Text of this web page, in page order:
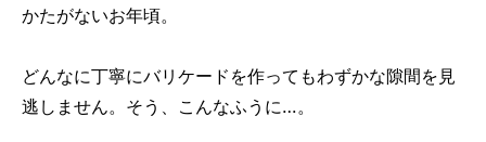
かたがないお年頃。
どんなに丁寧にバリケードを作ってもわずかな隙間を見
逃しません。そう、こんなふうに…。